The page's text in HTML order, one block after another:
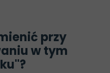
przy
w tym